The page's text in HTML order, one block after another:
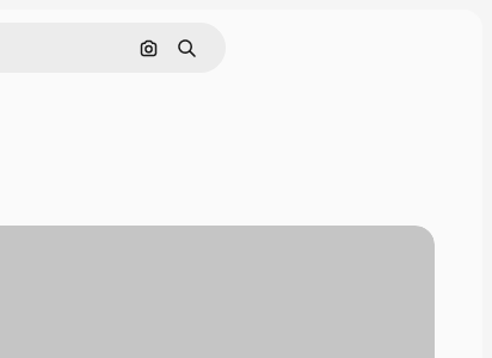
Buscar por imagen
Buscar